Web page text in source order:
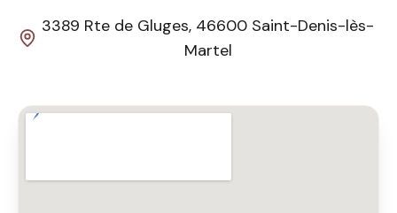
3389 Rte de Gluges, 46600 Saint-Denis-lès-
Martel